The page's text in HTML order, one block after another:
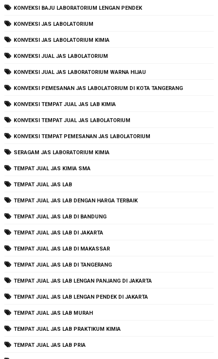
KONVEKSI BAJU LABORATORIUM LENGAN PENDEK
KONVEKSI JAS LABOLATORIUM
KONVEKSI JAS LABOLATORIUM KIMIA
KONVEKSI JUAL JAS LABOLATORIUM
KONVEKSI JUAL JAS LABORATORIUM WARNA HIJAU
KONVEKSI PEMESANAN JAS LABOLATORIUM DI KOTA TANGERANG
KONVEKSI TEMPAT JUAL JAS LAB KIMIA
KONVEKSI TEMPAT JUAL JAS LABOLATORIUM
KONVEKSI TEMPAT PEMESANAN JAS LABOLATORIUM
SERAGAM JAS LABORATORIUM KIMIA
TEMPAT JUAL JAS KIMIA SMA
TEMPAT JUAL JAS LAB
TEMPAT JUAL JAS LAB DENGAN HARGA TERBAIK
TEMPAT JUAL JAS LAB DI BANDUNG
TEMPAT JUAL JAS LAB DI JAKARTA
TEMPAT JUAL JAS LAB DI MAKASSAR
TEMPAT JUAL JAS LAB DI TANGERANG
TEMPAT JUAL JAS LAB LENGAN PANJANG DI JAKARTA
TEMPAT JUAL JAS LAB LENGAN PENDEK DI JAKARTA
TEMPAT JUAL JAS LAB MURAH
TEMPAT JUAL JAS LAB PRAKTIKUM KIMIA
TEMPAT JUAL JAS LAB PRIA